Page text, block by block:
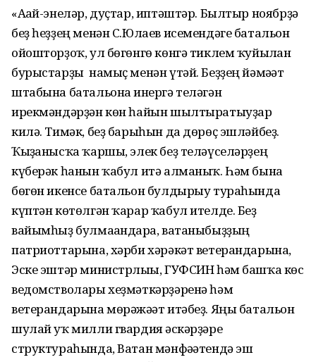
«Ағай-энеләр, дуҫтар, иптәштәр. Былтыр ноябрҙә
беҙ һеҙҙең менән С.Юлаев исемендәге батальон
ойошторҙоҡ, ул бөгөнгө көнгә тиклем ҡуйылған
бурыстарҙы намыҫ менән үтәй. Беҙҙең йәмәғәт
штабына батальонға инергә теләгән
ирекмәндәрҙән көн һайын шылтыратыуҙар
килә. Тимәк, беҙ барыһын да дөрөҫ эшләйбеҙ.
Ҡыҙғанысҡа ҡаршы, элек беҙ теләүселәрҙең
күберәк һанын ҡабул итә алманыҡ. Һәм бына
бөгөн икенсе батальон булдырыу тураһында
күптән көтөлгән ҡарар ҡабул ителде. Беҙ
вайымһыҙ булмағандарға, ватаныбыҙҙың
патриоттарына, хәрби хәрәкәт ветерандарына,
Эске эштәр министрлығы, ГУФСИН һәм башҡа көс
ведомстволары хеҙмәткәрҙәренә һәм
ветерандарына мөрәжәғәт итәбеҙ. Яңы батальон
шулай уҡ милли гвардия ғәскәрҙәре
структураһында, Ватан мәнфәғәтендә эш